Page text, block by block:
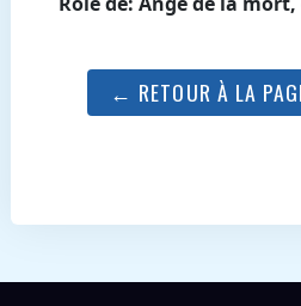
← RETOUR À LA